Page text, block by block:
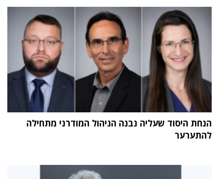
הנחת היסוד שעליה נבנה הניהול המודרני מתחילה
להתערער